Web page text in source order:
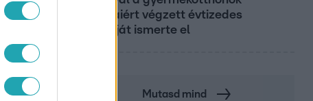
fiataljaiért végzett évtizedes
munkáját ismerte el
Mutasd mind